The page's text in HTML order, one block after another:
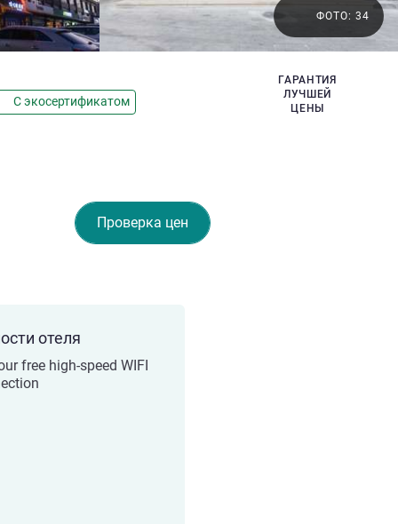
С экосертификатом
ГАРАНТИЯ
ЛУЧШЕЙ
ЦЕНЫ
ФОТО: 34
Проверка цен
отеля
free high-speed WIFI